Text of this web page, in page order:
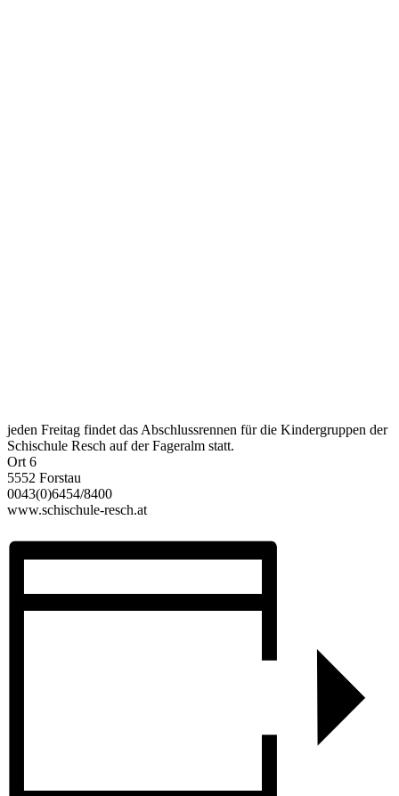
jeden Freitag findet das Abschlussrennen für die Kindergruppen der
Schischule Resch auf der Fageralm statt.
Ort 6
5552 Forstau
0043(0)6454/8400
www.schischule-resch.at